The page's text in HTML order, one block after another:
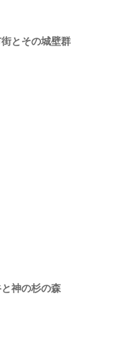
とその城壁群
神の杉の森